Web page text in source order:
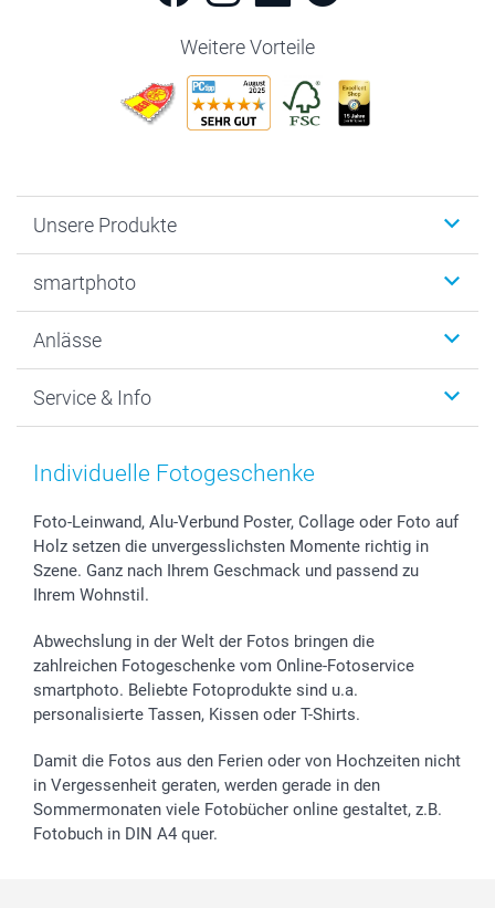
Weitere Vorteile
Unsere Produkte
Fotogeschenke
MyNameBook
Fotoabzüge, Fotos als Buch & Poster
Zubehör & Material
Foto-Kalender & Agenden
Sticker & Etiketten
Geschenk-Gutscheine (PDF)
smartphoto
Warum smartphoto
Datenschutz
AGB
Presse
Partnerprogramme
Investor Relations
B2B smartbusiness
Widerrufsrecht
Anlässe
Neujahr
Muttertag
Kommunion & Konfirmation
Hochzeit
Geburtstag
Geburt
Zu allen Anlässen
Service & Info
Preise und Versandkosten
48h Lieferung
Zahlungsmöglichkeiten
Anmelden /Registrieren
Sitemap
Status der Bestellung
smartfriends
smartgarantie
smartbonus
Individuelle Fotogeschenke
Foto-Leinwand, Alu-Verbund Poster, Collage oder Foto auf
Holz setzen die unvergesslichsten Momente richtig in
Szene. Ganz nach Ihrem Geschmack und passend zu
Ihrem Wohnstil.
Abwechslung in der Welt der Fotos bringen die
zahlreichen Fotogeschenke vom Online-Fotoservice
smartphoto. Beliebte Fotoprodukte sind u.a.
personalisierte Tassen, Kissen oder T-Shirts.
Damit die Fotos aus den Ferien oder von Hochzeiten nicht
in Vergessenheit geraten, werden gerade in den
Sommermonaten viele Fotobücher online gestaltet, z.B.
Fotobuch in DIN A4 quer.